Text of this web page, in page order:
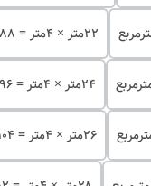
۲۲متر × 4متر = 88 مترمربع
۲۴متر × 4متر = 96 مترمربع
۲۶متر × 4متر = 104 مترمربع